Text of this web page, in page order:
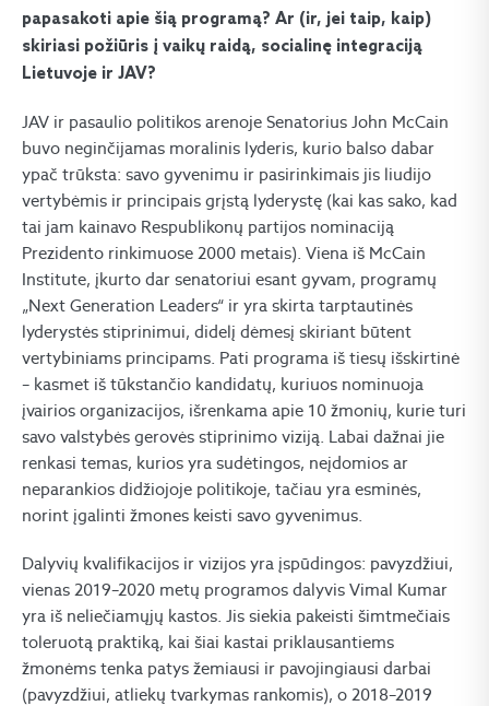
papasakoti apie šią programą? Ar (ir, jei taip, kaip)
skiriasi požiūris į vaikų raidą, socialinę integraciją
Lietuvoje ir JAV?
JAV ir pasaulio politikos arenoje Senatorius John McCain
buvo neginčijamas moralinis lyderis, kurio balso dabar
ypač trūksta: savo gyvenimu ir pasirinkimais jis liudijo
vertybėmis ir principais grįstą lyderystę (kai kas sako, kad
tai jam kainavo Respublikonų partijos nominaciją
Prezidento rinkimuose 2000 metais). Viena iš McCain
Institute, įkurto dar senatoriui esant gyvam, programų
„Next Generation Leaders“ ir yra skirta tarptautinės
lyderystės stiprinimui, didelį dėmesį skiriant būtent
vertybiniams principams. Pati programa iš tiesų išskirtinė
– kasmet iš tūkstančio kandidatų, kuriuos nominuoja
įvairios organizacijos, išrenkama apie 10 žmonių, kurie turi
savo valstybės gerovės stiprinimo viziją. Labai dažnai jie
renkasi temas, kurios yra sudėtingos, neįdomios ar
neparankios didžiojoje politikoje, tačiau yra esminės,
norint įgalinti žmones keisti savo gyvenimus.
Dalyvių kvalifikacijos ir vizijos yra įspūdingos: pavyzdžiui,
vienas 2019–2020 metų programos dalyvis Vimal Kumar
yra iš neliečiamųjų kastos. Jis siekia pakeisti šimtmečiais
toleruotą praktiką, kai šiai kastai priklausantiems
žmonėms tenka patys žemiausi ir pavojingiausi darbai
(pavyzdžiui, atliekų tvarkymas rankomis), o 2018–2019